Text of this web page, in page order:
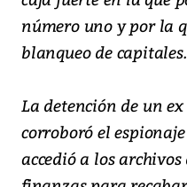
número uno y por la
blanqueo de capitales.
La detención de un
corroboró el
accedió a los